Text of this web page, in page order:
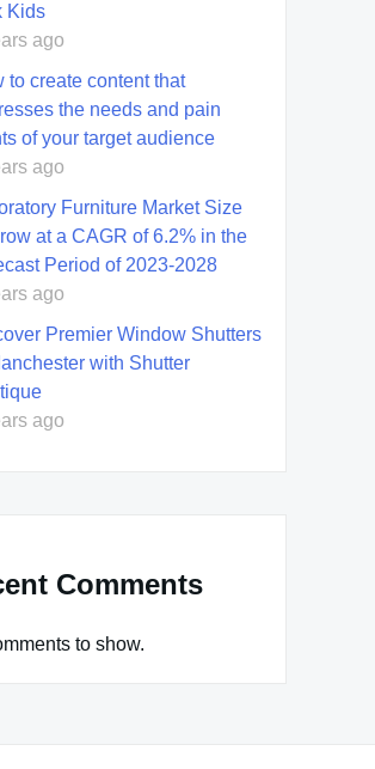
Kids
ago
to create content that
the needs and pain
of your target audience
ago
Furniture Market Size
at a CAGR of 6.2% in the
Period of 2023-2028
ago
Premier Window Shutters
with Shutter
ago
Comments
to show.